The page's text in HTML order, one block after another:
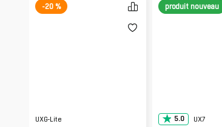
-20 %
UXG-Lite
produit nouveau
5.0 UX7